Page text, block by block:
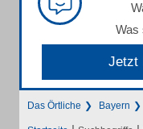
Was
Jetzt
Das Örtliche Bayern